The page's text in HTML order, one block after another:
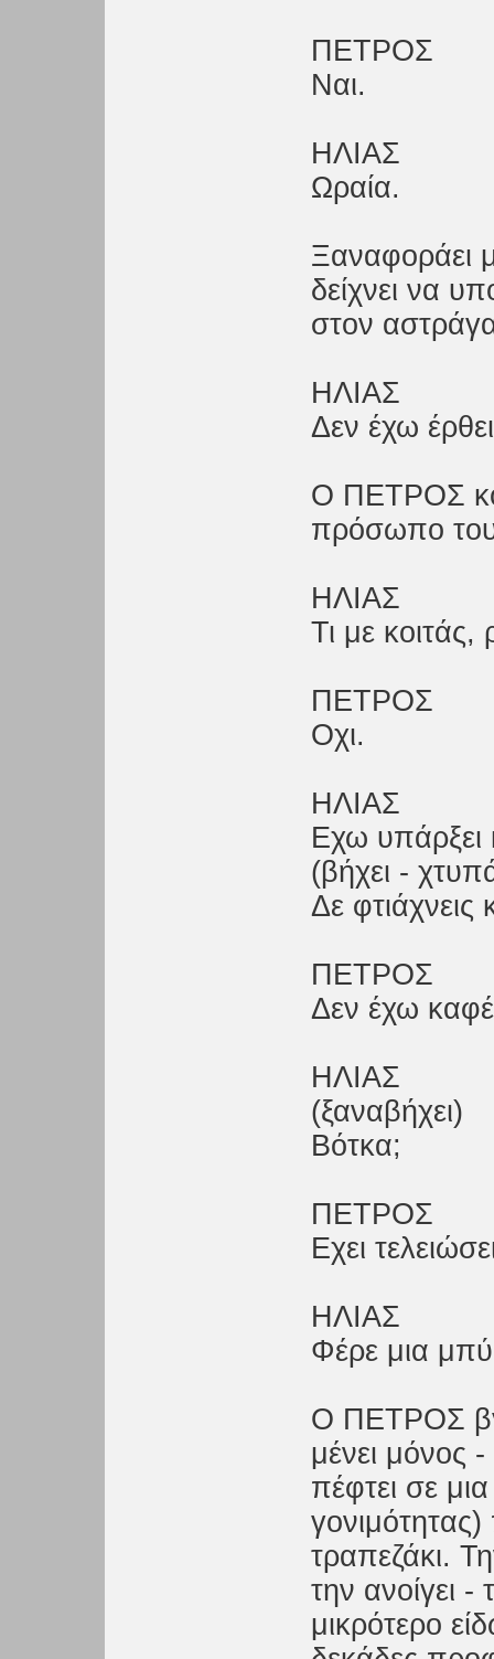
ΠΕΤΡΟΣ
Ναι.
ΗΛΙΑΣ
Ωραία.
Ξαναφοράει
δείχνει να
στον
ΗΛΙΑΣ
Δεν έχω
Ο ΠΕΤΡΟΣ
πρόσωπο
ΗΛΙΑΣ
Τι με
ΠΕΤΡΟΣ
Οχι.
ΗΛΙΑΣ
Εχω υπάρξει
(βήχει -
Δε
ΠΕΤΡΟΣ
Δεν έχω
ΗΛΙΑΣ
(ξαναβήχει)
Βότκα;
ΠΕΤΡΟΣ
Εχει
ΗΛΙΑΣ
Φέρε μια
Ο ΠΕΤΡΟΣ
μένει μόνος
πέφτει σε
τραπεζάκι.
την ανοίγει -
μικρότερο